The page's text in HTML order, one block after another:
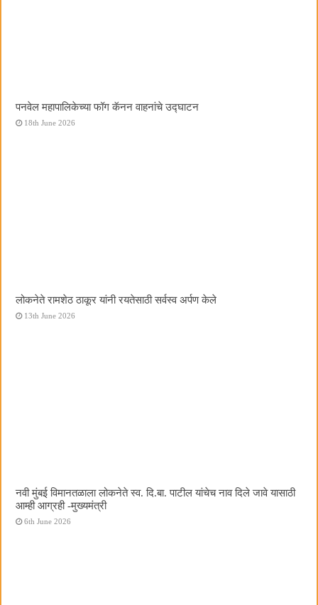
पनवेल महापालिकेच्या फॉग कॅनन वाहनांचे उद्घाटन
18th June 2026
लोकनेते रामशेठ ठाकूर यांनी रयतेसाठी सर्वस्व अर्पण केले
13th June 2026
नवी मुंबई विमानतळाला लोकनेते स्व. दि.बा. पाटील यांचेच नाव दिले जावे यासाठी
आम्ही आग्रही -मुख्यमंत्री
6th June 2026